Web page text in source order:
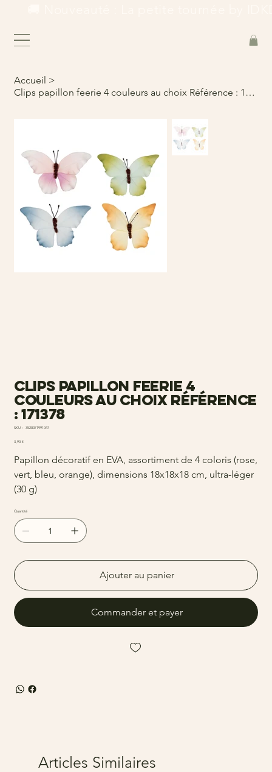
Accueil >
Clips papillon feerie 4 couleurs au choix Référence : 171378
Clips papillon feerie 4
couleurs au choix Référence
: 171378
SKU :
SKU
3520071991047
Prix
3,90 €
Papillon décoratif en EVA, assortiment de 4 coloris (rose,
vert, bleu, orange), dimensions 18x18x18 cm, ultra-léger
(30 g)
Quantité
Ajouter au panier
Commander et payer
Articles Similaires